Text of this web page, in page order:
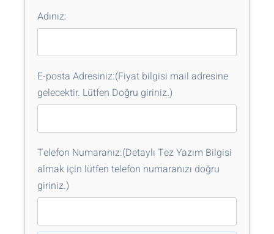
Adınız:
E-posta Adresiniz:(Fiyat bilgisi mail adresine
gelecektir. Lütfen Doğru giriniz.)
Telefon Numaranız:(Detaylı Tez Yazım Bilgisi
almak için lütfen telefon numaranızı doğru
giriniz.)